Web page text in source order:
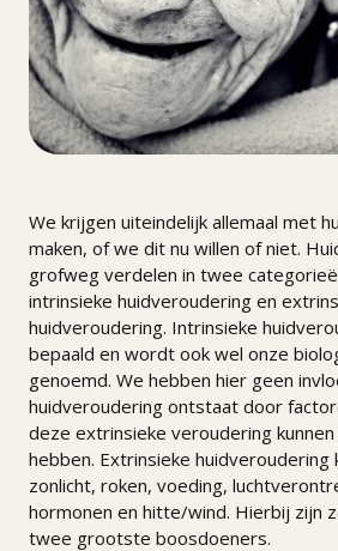
We krijgen uiteindelijk allemaal met
maken, of we dit nu willen of niet.
grofweg verdelen in twee
intrinsieke huidveroudering en
huidveroudering. Intrinsieke
bepaald en wordt ook wel onze
genoemd. We hebben hier geen
huidveroudering ontstaat door
deze extrinsieke veroudering
hebben. Extrinsieke huidveroudering
zonlicht, roken, voeding,
hormonen en hitte/wind. Hierbij zijn
twee grootste boosdoeners.